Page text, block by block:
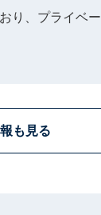
り、プライベー
も見る